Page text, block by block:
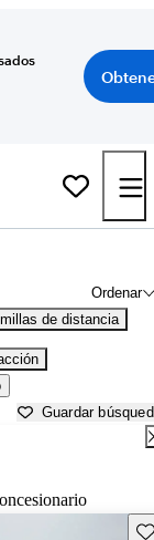
Ordenar
de distancia
Guardar